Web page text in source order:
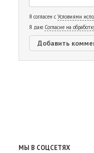
Я согласен с Условиями
Я даю Согласие на
МЫ В СОЦСЕТЯХ